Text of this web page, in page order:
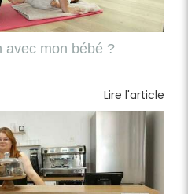
avec mon bébé ?
Lire l'article